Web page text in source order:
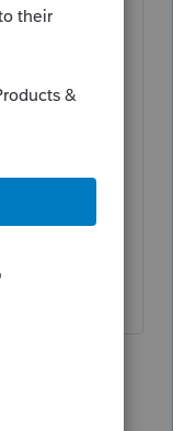
Le
dossier
format
les signer